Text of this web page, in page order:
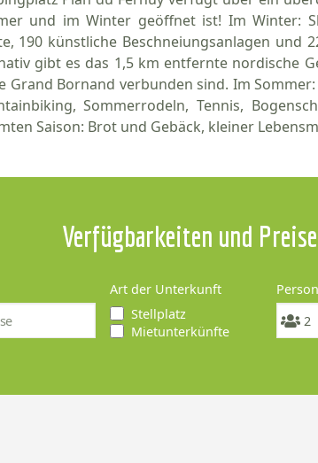
und im Winter geöffnet ist! Im Winter:
190 künstliche Beschneiungsanlagen und
gibt es das 1,5 km entfernte nordische
Grand Bornand verbunden sind. Im
Sommerrodeln, Tennis,
Saison: Brot und Gebäck, kleiner
Verfügbarkeiten und Preise
Art der Unterkunft
Stellplatz
Mietunterkünfte